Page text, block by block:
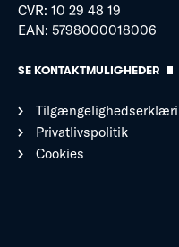
CVR: 10 29 48 19
EAN: 5798000018006
SE KONTAKTMULIGHEDER
Privatlivspolitik
Cookies